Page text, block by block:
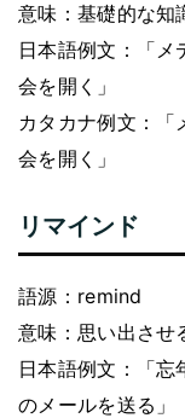
意味：基礎的な知
日本語例文：「メ
会を開く」
カタカナ例文：「
会を開く」
リマインド
語源：remind
意味：思い出させ
日本語例文：「忘
のメールを送る」